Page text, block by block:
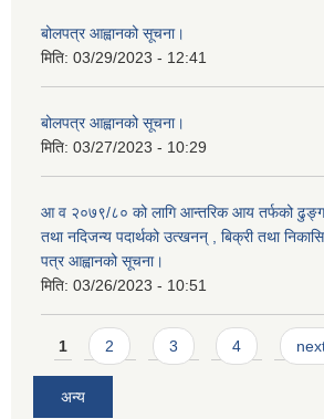
बोलपत्र आह्वानको सूचना।
मिति: 03/29/2023 - 12:41
बोलपत्र आह्वानको सूचना।
मिति: 03/27/2023 - 10:29
आ व २०७९/८० को लागि आन्तरिक आय तर्फको ढुङ्गा,
तथा नदिजन्य पदार्थको उत्खनन् , बिक्री तथा
पत्र आह्वानको सूचना।
मिति: 03/26/2023 - 10:51
Pages
1 2 3 4
अन्य